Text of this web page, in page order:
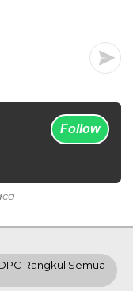
Follow
Rangkul Semua